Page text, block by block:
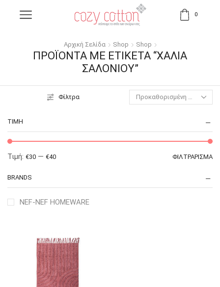
0
Αρχική Σελίδα Shop Shop
ΠΡΟΪΌΝΤΑ ΜΕ ΕΤΙΚΈΤΑ “ΧΑΛΙΆ
ΣΑΛΟΝΙΟΎ”
Φίλτρα
ΤΙΜΉ
ΦΙΛΤΡΆΡΙΣΜΑ
Τιμή: €30 — €40
BRANDS
NEF-NEF HOMEWARE